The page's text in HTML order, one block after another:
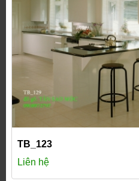
TB_123
Liên hệ